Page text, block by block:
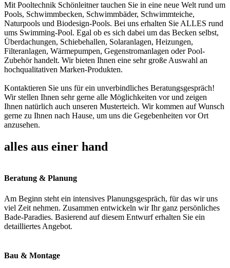
Mit Pooltechnik Schönleitner tauchen Sie in eine neue Welt rund um
Pools, Schwimmbecken, Schwimmbäder, Schwimmteiche,
Naturpools und Biodesign-Pools. Bei uns erhalten Sie ALLES rund
ums Swimming-Pool. Egal ob es sich dabei um das Becken selbst,
Überdachungen, Schiebehallen, Solaranlagen, Heizungen,
Filteranlagen, Wärmepumpen, Gegenstromanlagen oder Pool-
Zubehör handelt. Wir bieten Ihnen eine sehr große Auswahl an
hochqualitativen Marken-Produkten.
Kontaktieren Sie uns für ein unverbindliches Beratungsgespräch!
Wir stellen Ihnen sehr gerne alle Möglichkeiten vor und zeigen
Ihnen natürlich auch unseren Musterteich. Wir kommen auf Wunsch
gerne zu Ihnen nach Hause, um uns die Gegebenheiten vor Ort
anzusehen.
alles aus einer hand
Beratung & Planung
Am Beginn steht ein intensives Planungsgespräch, für das wir uns
viel Zeit nehmen. Zusammen entwickeln wir Ihr ganz persönliches
Bade-Paradies. Basierend auf diesem Entwurf erhalten Sie ein
detailliertes Angebot.
Bau & Montage